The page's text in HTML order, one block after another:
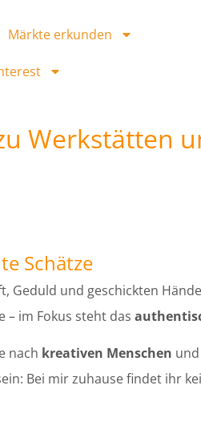
Märkte erkunden
Werkstätten
Schätze
Geduld und geschickten
– im Fokus steht das
nach kreativen Menschen
Bei mir zuhause findet ihr